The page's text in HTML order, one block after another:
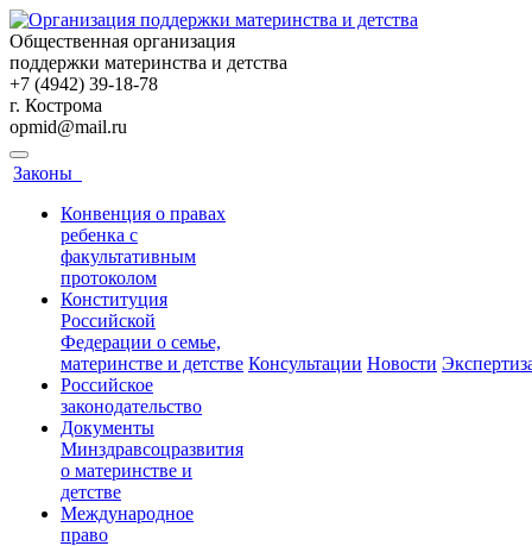
Общественная организация
поддержки материнства и детства
+7 (4942) 39-18-78
г. Кострома
opmid@mail.ru
Законы
Конвенция о правах
ребенка с
факультативным
протоколом
Конституция
Российской
Федерации о семье,
материнстве и детстве
Российское
законодательство
Документы
Минздравсоцразвития
о материнстве и
детстве
Международное
право
Консультации Новости